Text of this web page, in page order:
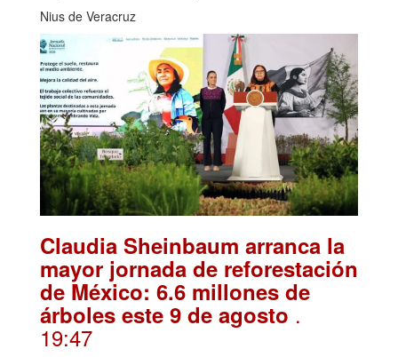
Nius de Veracruz
Claudia Sheinbaum arranca la
mayor jornada de reforestación
de México: 6.6 millones de
árboles este 9 de agosto .
19:47